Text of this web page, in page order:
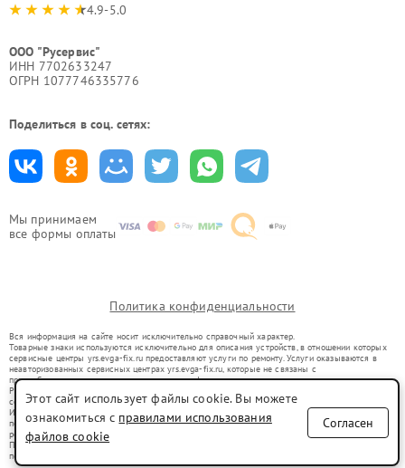
Мы принимаем
все формы оплаты
4.9-5.0
ООО "Русервис"
ИНН 7702633247
ОГРН 1077746335776
Поделиться в соц. сетях:
Политика конфиденциальности
Вся информация на сайте носит исключительно справочный характер.
Товарные знаки используются исключительно для описания устройств, в отношении которых
сервисные центры yrs.evga-fix.ru предоставляют услуги по ремонту. Услуги оказываются в
неавторизованных сервисных центрах yrs.evga-fix.ru, которые не связаны с
правообладателями товарных знаков или их официальными представителями.
Ремонт осуществляется для устройств, уже введенных в гражданский оборот в соответствии
со статьей 1487 ГК РФ.
Использование товарных знаков не преследует цели индивидуализации услуг или введения
потребителей в заблуждение, а служит для информирования о предоставляемых услугах по
ремонту техники указанных брендов.
Представленная на сайте информация не является публичной офертой, определяемой
положениями Статьи 437(2) Гражданского кодекса РФ
Этот сайт использует файлы cookie. Вы можете
ознакомиться с правилами использования
файлов cookie
Согласен